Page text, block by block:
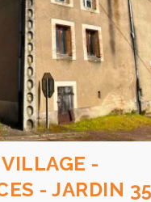
-
- JARDIN